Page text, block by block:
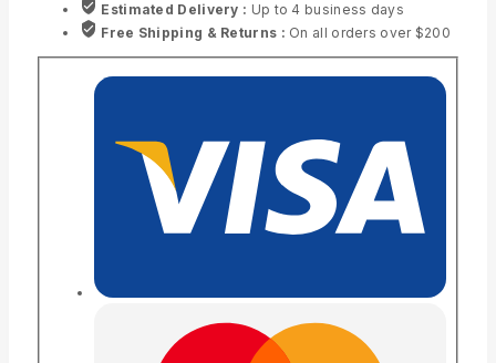
Estimated Delivery : Up to 4 business days
Free Shipping & Returns : On all orders over $200